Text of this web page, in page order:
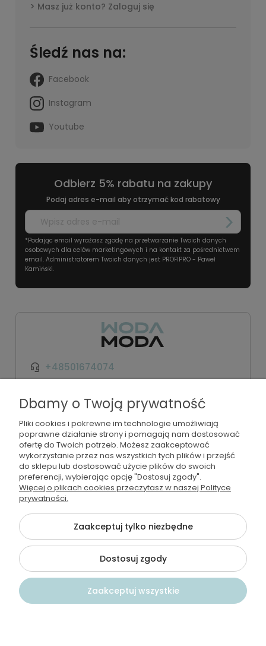
Masz już konto? Zaloguj się
Śledź nas na:
Facebook
Instagram
Youtube
Odbierz 5% rabatu na zakupy
Podaj adres e-mail aby otrzymać kod rabatowy
*Podając email wyrażasz zgodę na przetwarzanie Twoich danych
osobowych dla celów marketingowych i na kontakt za pośrednictwem
email. Administratorem Twoich danych jest PROFIPRO - Paweł
Kamiński.
+48501674074
Moje konto
Regulamin i polityka
Płatności i dostawa
©2026 Wszelkie Prawa Zastrzeżone | Wodamoda
Szablon Flex by Ecommercy
Dbamy o Twoją prywatność
Pliki cookies i pokrewne im technologie umożliwiają
poprawne działanie strony i pomagają nam dostosować
ofertę do Twoich potrzeb. Możesz zaakceptować
wykorzystanie przez nas wszystkich tych plików i przejść
do sklepu lub dostosować użycie plików do swoich
preferencji, wybierając opcję "Dostosuj zgody".
Więcej o plikach cookies przeczytasz w naszej Polityce
prywatności.
Zaakceptuj tylko niezbędne
Dostosuj zgody
Zaakceptuj wszystkie